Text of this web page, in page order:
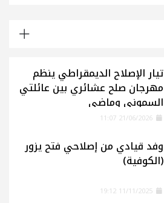
تيار الإصلاح الديمقراطي ينظم
مهرجان صلح عشائري بين عائلتي
السموني وماضي
وفد قيادي من إصلاحي فتح يزور
(الكوفية)